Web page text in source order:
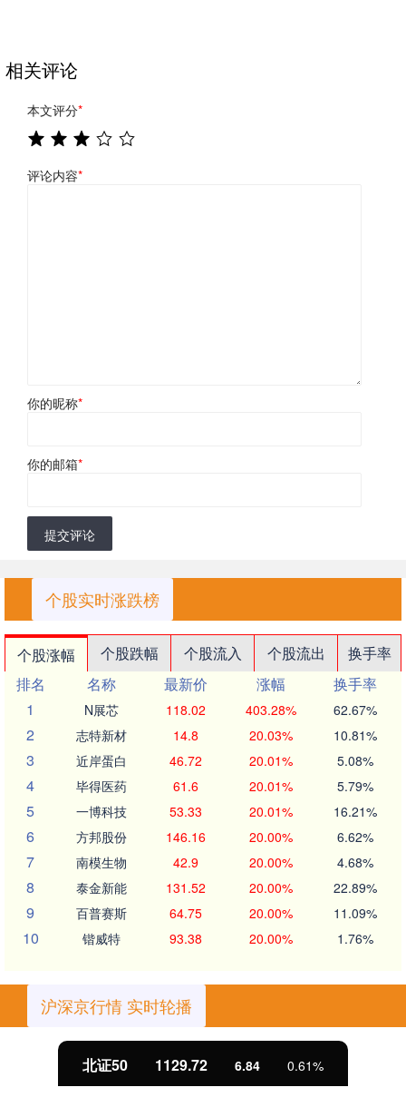
相关评论
本文评分*
评论内容*
你的昵称*
你的邮箱*
提交评论
个股实时涨跌榜
个股涨幅 个股跌幅 个股流入 个股流出
换手率
排名
名称 最新价 涨幅
换手率
1
N展芯 118.02 403.28% 62.67%
2 志特新材 14.8 20.03% 10.81%
3 近岸蛋白 46.72 20.01% 5.08%
4 毕得医药 61.6 20.01% 5.79%
5 一博科技 53.33 20.01% 16.21%
6 方邦股份 146.16 20.00% 6.62%
7 南模生物 42.9 20.00% 4.68%
8 泰金新能 131.52 20.00% 22.89%
9 百普赛斯 64.75 20.00% 11.09%
10 锴威特 93.38 20.00% 1.76%
沪深京行情 实时轮播
北证50 1129.72 6.84 0.61%